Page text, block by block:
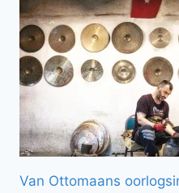
Van Ottomaans